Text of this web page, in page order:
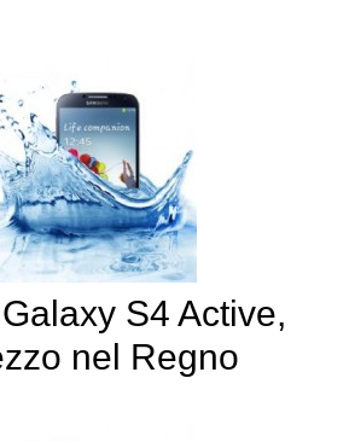
S4 Active,
nel Regno